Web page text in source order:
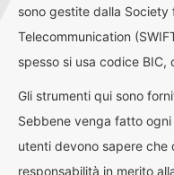
sono gestite dalla
Telecommunication
spesso si usa codice
Gli strumenti qui sono
Sebbene venga fatto
utenti devono sapere che
responsabilità in merito